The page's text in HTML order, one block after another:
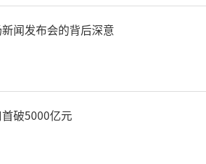
南分行营业部
消夏晚会在社
跹，邻里欢聚，
展现社区活力的
闻发布会的背后深意
破5000亿元